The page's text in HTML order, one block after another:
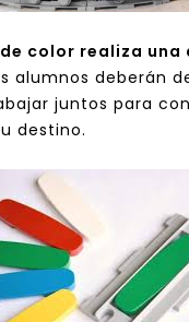
color realiza una
alumnos deberán
juntos para
destino.